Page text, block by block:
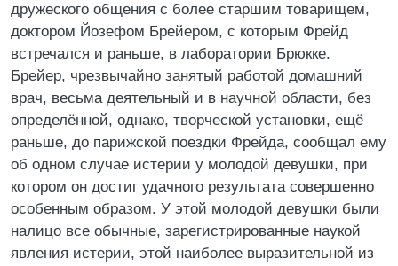
дружеского общения с более старшим товарищем,
доктором Йозефом Брейером, с которым Фрейд
встречался и раньше, в лаборатории Брюкке.
Брейер, чрезвычайно занятый работой домашний
врач, весьма деятельный и в научной области, без
определённой, однако, творческой установки, ещё
раньше, до парижской поездки Фрейда, сообщал ему
об одном случае истерии у молодой девушки, при
котором он достиг удачного результата совершенно
особенным образом. У этой молодой девушки были
налицо все обычные, зарегистрированные наукой
явления истерии, этой наиболее выразительной из